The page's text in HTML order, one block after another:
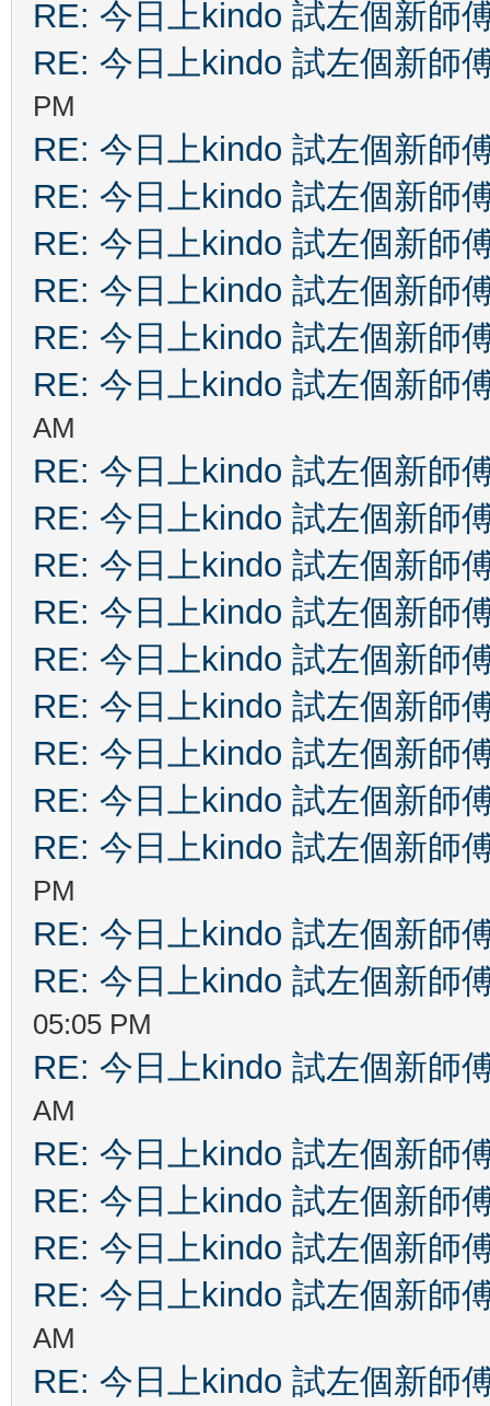
RE: 今日上kindo 試左個新師
RE: 今日上kindo 試左個新師
PM
RE: 今日上kindo 試左個新師
RE: 今日上kindo 試左個新師
RE: 今日上kindo 試左個新師
RE: 今日上kindo 試左個新師
RE: 今日上kindo 試左個新師
RE: 今日上kindo 試左個新師
AM
RE: 今日上kindo 試左個新師
RE: 今日上kindo 試左個新師
RE: 今日上kindo 試左個新師
RE: 今日上kindo 試左個新師
RE: 今日上kindo 試左個新師
RE: 今日上kindo 試左個新師
RE: 今日上kindo 試左個新師
RE: 今日上kindo 試左個新師
RE: 今日上kindo 試左個新師
PM
RE: 今日上kindo 試左個新師
RE: 今日上kindo 試左個新師
05:05 PM
RE: 今日上kindo 試左個新師
AM
RE: 今日上kindo 試左個新師
RE: 今日上kindo 試左個新師
RE: 今日上kindo 試左個新師
RE: 今日上kindo 試左個新師
AM
RE: 今日上kindo 試左個新師